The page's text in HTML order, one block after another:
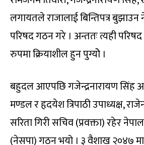
लगायतले राजालाई बिन्तिपत्र बुझाउन
परिषद गठन गरे । अन्ततः त्यही
रुपमा क्रियाशील हुन पुग्योे ।
बहुदल आएपछि गजेन्द्रनारायण सिंह
मण्डल र हृदयेश त्रिपाठी उपाध्यक्ष,
सरिता गिरी सचिव (प्रवक्ता) रहेर नेपाल
(नेसपा) गठन भयो । ३ वैशाख २०४७